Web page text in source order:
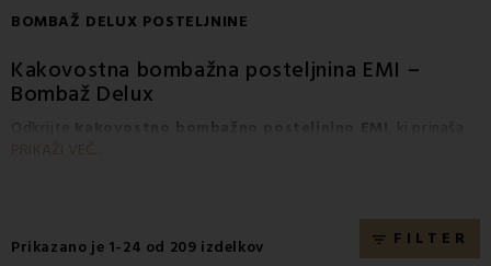
BOMBAŽ DELUX POSTELJNINE
Kakovostna bombažna posteljnina EMI –
Bombaž Delux
Odkrijte kakovostno bombažno posteljnino EMI
, ki prinaša
luksuzno udobje
uravnava temperaturo, je primerna za
občutljivo kožo in alergiketer zagotavlja
luksuzen oddih
PRIKAŽI VEČ...
filter_list FILTER
Prikazano je 1-24 od 209 izdelkov